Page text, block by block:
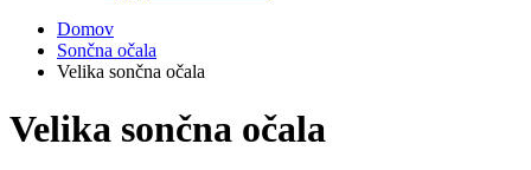
Domov
Sončna očala
Velika sončna očala
Velika sončna očala